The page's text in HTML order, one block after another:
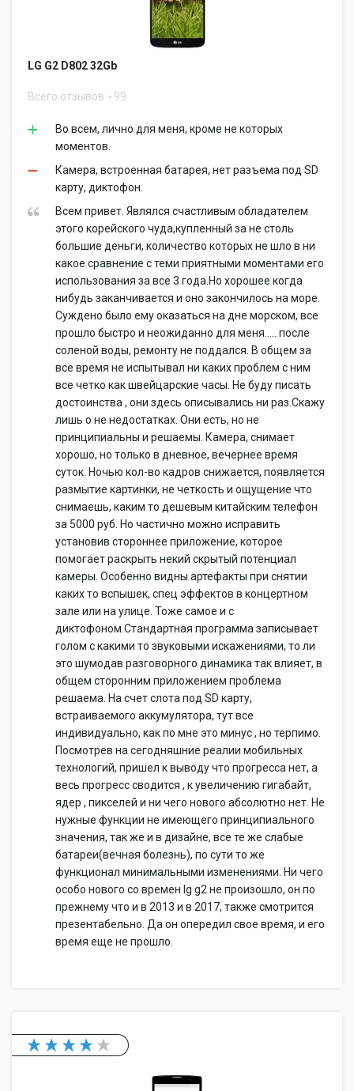
LG G2 D802 32Gb
Всего отзывов 99
Во всем, лично для меня, кроме не которых
моментов.
Камера, встроенная батарея, нет разъема под SD
карту, диктофон.
Всем привет. Являлся счастливым обладателем
этого корейского чуда,купленный за не столь
большие деньги, количество которых не шло в ни
какое сравнение с теми приятными моментами его
использования за все 3 года.Но хорошее когда
нибудь заканчивается и оно закончилось на море.
Суждено было ему оказаться на дне морском, все
прошло быстро и неожиданно для меня..... после
соленой воды, ремонту не поддался. В общем за
все время не испытывал ни каких проблем с ним
все четко как швейцарские часы. Не буду писать
достоинства , они здесь описывались ни раз.Скажу
лишь о не недостатках. Они есть, но не
принципиальны и решаемы. Камера, снимает
хорошо, но только в дневное, вечернее время
суток. Ночью кол-во кадров снижается, появляется
размытие картинки, не четкость и ощущение что
снимаешь, каким то дешевым китайским телефон
за 5000 руб. Но частично можно исправить
установив стороннее приложение, которое
помогает раскрыть некий скрытый потенциал
камеры. Особенно видны артефакты при снятии
каких то вспышек, спец эффектов в концертном
зале или на улице. Тоже самое и с
диктофоном.Стандартная программа записывает
голом с какими то звуковыми искажениями, то ли
это шумодав разговорного динамика так влияет, в
общем сторонним приложением проблема
решаема. На счет слота под SD карту,
встраиваемого аккумулятора, тут все
индивидуально, как по мне это минус , но терпимо.
Посмотрев на сегодняшние реалии мобильных
технологий, пришел к выводу что прогресса нет, а
весь прогресс сводится , к увеличению гигабайт,
ядер , пикселей и ни чего нового абсолютно нет. Не
нужные функции не имеющего принципиального
значения, так же и в дизайне, все те же слабые
батареи(вечная болезнь), по сути то же
функционал минимальными изменениями. Ни чего
особо нового со времен lg g2 не произошло, он по
прежнему что и в 2013 и в 2017, также смотрится
презентабельно. Да он опередил свое время, и его
время еще не прошло.